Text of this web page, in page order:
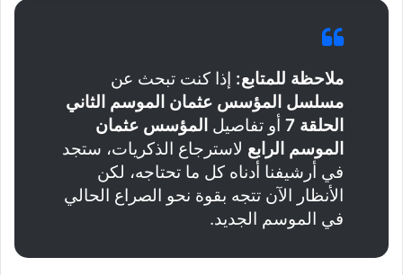
ملاحظة للمتابع: إذا كنت تبحث عن
مسلسل المؤسس عثمان الموسم الثاني
الحلقة 7
أو تفاصيل المؤسس عثمان
الموسم الرابع لاسترجاع الذكريات، ستجد
في أرشيفنا أدناه كل ما تحتاجه، لكن
الأنظار الآن تتجه بقوة نحو الصراع الحالي
في الموسم الجديد.